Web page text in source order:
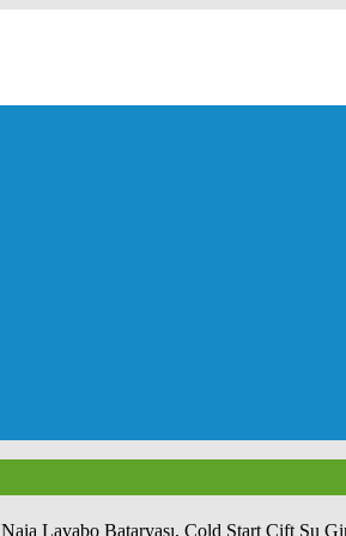
Naia Lavabo Bataryası, Cold Start Çift Su